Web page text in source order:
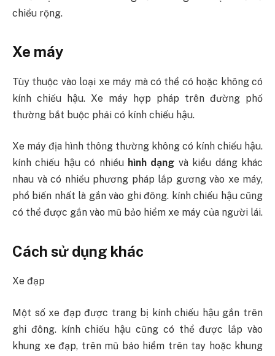
chiều rộng.
Xe máy
Tùy thuộc vào loại xe máy mà có thể có hoặc không có
kính chiếu hậu. Xe máy hợp pháp trên đường phố
thường bắt buộc phải có kính chiếu hậu.
Xe máy địa hình thông thường không có kính chiếu hậu.
kính chiếu hậu có nhiều hình dạng và kiểu dáng khác
nhau và có nhiều phương pháp lắp gương vào xe máy,
phổ biến nhất là gắn vào ghi đông. kính chiếu hậu cũng
có thể được gắn vào mũ bảo hiểm xe máy của người lái.
Cách sử dụng khác
Xe đạp
Một số xe đạp được trang bị kính chiếu hậu gắn trên
ghi đông. kính chiếu hậu cũng có thể được lắp vào
khung xe đạp, trên mũ bảo hiểm trên tay hoặc khung